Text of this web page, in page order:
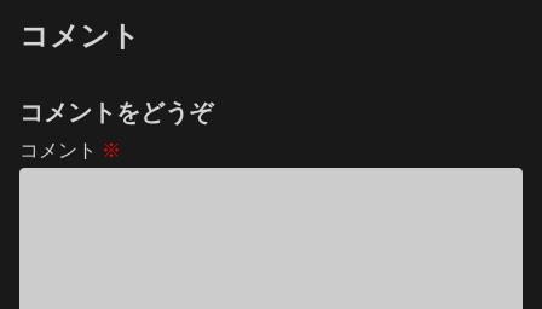
コメント
コメントをどうぞ
コメント ※